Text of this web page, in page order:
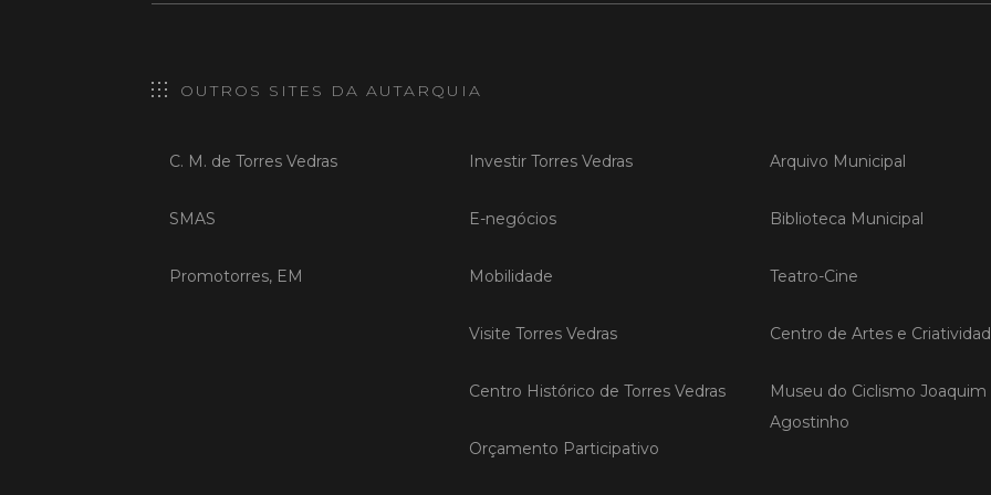
com o
LER
OUTROS SITES DA AUTARQUIA
C. M. de Torres Vedras
SMAS
Promotorres, EM
Investir Torres Vedras
E-negócios
Mobilidade
Visite Torres Vedras
Centro Histórico de Torres Vedras
Orçamento Participativo
Arquivo Municipal
Biblioteca Municipal
Teatro-Cine
Centro de Artes e
Museu do Ciclismo Joaquim
Agostinho